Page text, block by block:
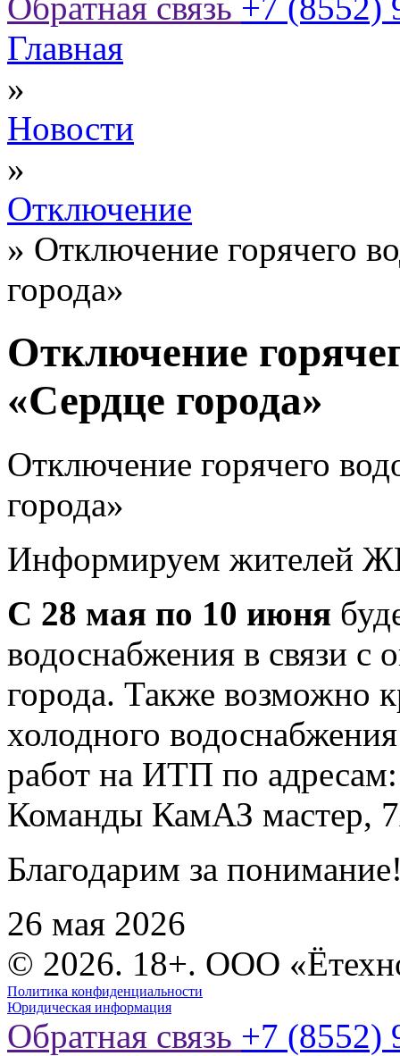
Главная
»
Новости
»
Отключение
» Отключение горячего
города»
Отключение
«Сердце города»
Отключение горячего
города»
Информируем жителей
С 28 мая по 10 июня
водоснабжения в связи с
города. Также возможно
холодного
работ на ИТП по
Команды КамАЗ мастер,
Благодарим за
26 мая 2026
© 2026. 18+. ООО
Политика конфиденциальности
Юридическая информация
Обратная связь +7 (8552)